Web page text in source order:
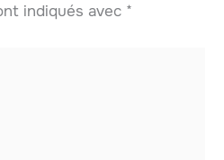
indiqués avec *